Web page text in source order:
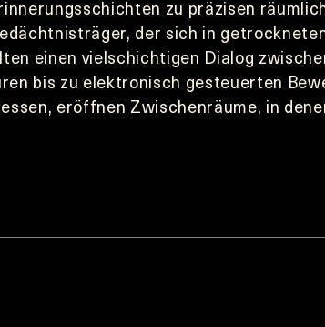
zu präzisen
der sich in
einen vielschichtigen Dialog
bis zu elektronisch gesteuerten
eröffnen Zwischenräume, in